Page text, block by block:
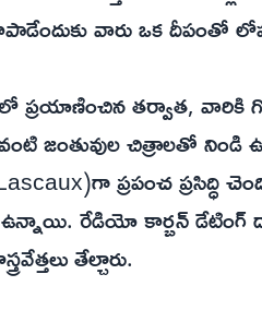
వారు ఒక దీపంతో
ప్రయాణించిన తర్వాత, వారికి
జంతువుల చిత్రాలతో నిండి
ప్రపంచ ప్రసిద్ధి
రేడియో కార్బన్ డేటింగ్
తేల్చారు.